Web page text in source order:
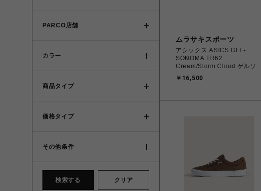
PARCO店舗
カラー
商品タイプ
価格タイプ
その他条件
検索する クリア
ムラサキスポーツ
アシックス ASICS GEL-
SONOMA TR62
Cream/Storm Cloud ゲルソノ
1203A734.102
￥16,500